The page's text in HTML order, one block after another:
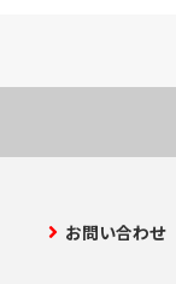
お問い合わせ